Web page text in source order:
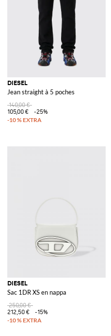
DIESEL
Jean straight à 5 poches
140,00 €
105,00 €
-25%
DIESEL
Sac 1DR XS en nappa
250,00 €
212,50 €
-15%